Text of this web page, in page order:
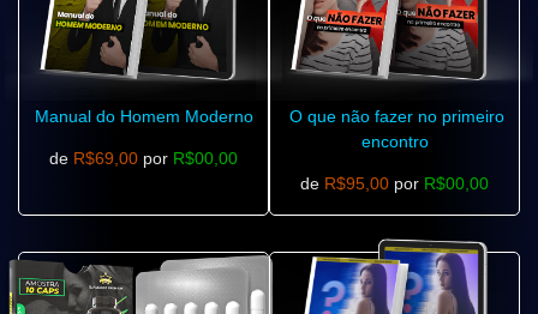
Manual do Homem Moderno
de R$69,00 por R$00,00
O que não fazer no primeiro
encontro
de R$95,00 por R$00,00